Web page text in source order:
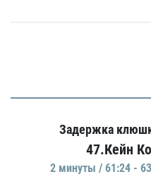
Задержка
47.Кейн
2 минуты / 61:24 -